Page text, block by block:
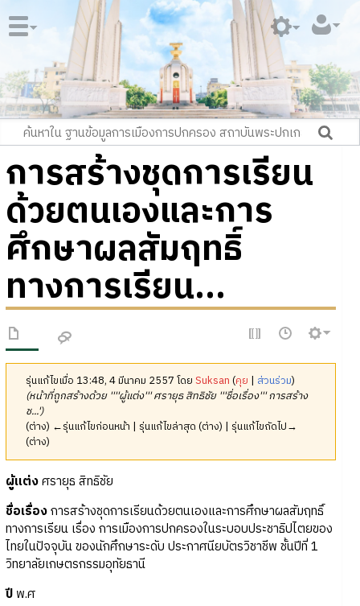
การสร้างชุดการเรียน
ด้วยตนเองและการ
ศึกษาผลสัมฤทธิ์
ทางการเรียน...
รุ่นแก้ไขเมื่อ 13:48, 4 มีนาคม 2557 โดยSuksan (คุย | ส่วนร่วม)
(หน้าที่ถูกสร้างด้วย ''''ผู้แต่ง''' ศรายุธ สิทธิชัย '''ชื่อเรื่อง''' การสร้าง
ช...')
(ต่าง) ←รุ่นแก้ไขก่อนหน้า | รุ่นแก้ไขล่าสุด (ต่าง) | รุ่นแก้ไขถัดไป→
(ต่าง)
ผู้แต่งศรายุธ สิทธิชัย
ชื่อเรื่องการสร้างชุดการเรียนด้วยตนเองและการศึกษาผลสัมฤทธิ์
ทางการเรียน เรื่อง การเมืองการปกครองในระบอบประชาธิปไตยของ
ไทยในปัจจุบัน ของนักศึกษาระดับ ประกาศนียบัตรวิชาชีพ ชั้นปีที่ 1
วิทยาลัยเกษตรกรรมอุทัยธานี
ปีพ.ศ